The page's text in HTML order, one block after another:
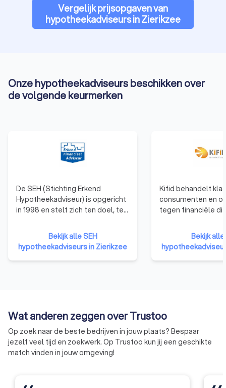
Vergelijk prijsopgaven van
hypotheekadviseurs in Zierikzee
Onze hypotheekadviseurs beschikken over
de volgende keurmerken
De SEH (Stichting Erkend
Hypotheekadviseur) is opgericht
in 1998 en stelt zich ten doel, ten
aan de consument, de
voorwaarden voor de financieel
adviseur te scheppen om zijn
vakbekwaamheid op een hoger
Bekijk alle SEH
hypotheekadviseurs in Zierikzee
Kifid behandelt
consumenten en
tegen financiële
klachteninstituut.
adviseurs en
aangesloten bij
rechter.
Bekijk
Wat anderen zeggen over Trustoo
Op zoek naar de beste bedrijven in jouw plaats? Bespaar
jezelf veel tijd en zoekwerk. Op Trustoo kun jij een geschikte
match vinden in jouw omgeving!